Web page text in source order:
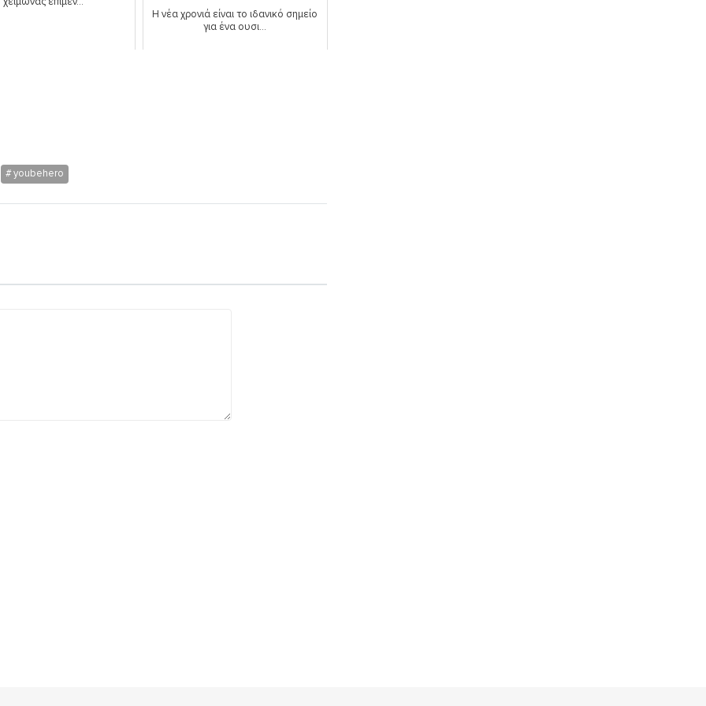
Η νέα χρονιά είναι το ιδανικό σημείο
για ένα ουσι...
youbehero